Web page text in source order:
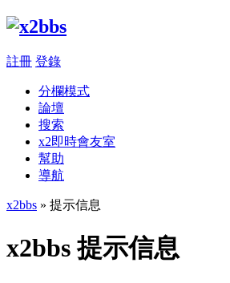
註冊 登錄
分欄模式
論壇
搜索
x2即時會友室
幫助
導航
x2bbs » 提示信息
x2bbs 提示信息